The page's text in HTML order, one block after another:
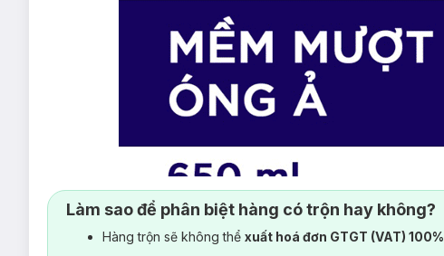
Làm sao để phân biệt hàng có trộn hay không?
Hàng trộn sẽ không thể xuất hoá đơn GTGT (VAT) 100%